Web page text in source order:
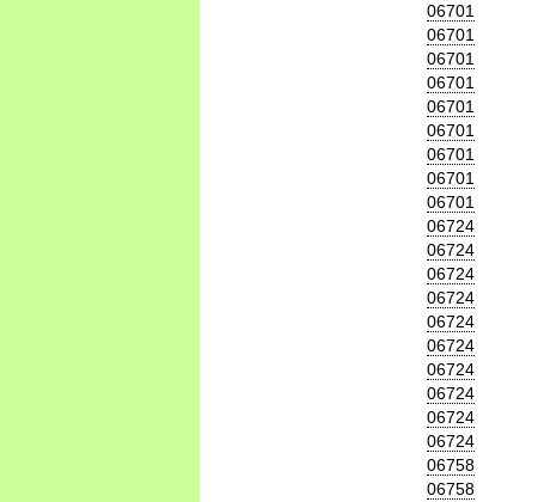
06701
06701
06701
06701
06701
06701
06701
06701
06701
06724
06724
06724
06724
06724
06724
06724
06724
06724
06724
06758
06758